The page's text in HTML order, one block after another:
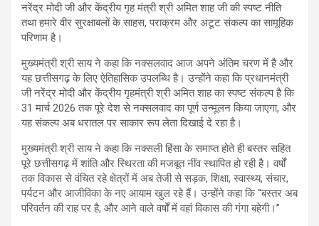
नरेंद्र मोदी जी और केंद्रीय गृह मंत्री श्री अमित शाह जी की स्पष्ट नीति
तथा हमारे वीर सुरक्षाबलों के साहस, पराक्रम और अटूट संकल्प का सामूहिक
परिणाम है।
मुख्यमंत्री श्री साय ने कहा कि नक्सलवाद आज अपने अंतिम चरण में है और
यह छत्तीसगढ़ के लिए ऐतिहासिक उपलब्धि है। उन्होंने कहा कि प्रधानमंत्री
जी नरेंद्र मोदी और केंद्रीय गृहमंत्री श्री अमित शाह का स्पष्ट संकल्प है कि
31 मार्च 2026 तक पूरे देश से नक्सलवाद का पूर्ण उन्मूलन किया जाएगा, और
यह संकल्प अब धरातल पर साकार रूप लेता दिखाई दे रहा है।
मुख्यमंत्री श्री साय ने कहा कि नक्सली हिंसा के समाप्त होते ही बस्तर सहित
पूरे छत्तीसगढ़ में शांति और स्थिरता की मजबूत नींव स्थापित हो रही है। वर्षों
तक विकास से वंचित रहे क्षेत्रों में अब तेजी से सड़क, शिक्षा, स्वास्थ्य, संचार,
पर्यटन और आजीविका के नए आयाम खुल रहे हैं। उन्होंने कहा कि “बस्तर अब
परिवर्तन की राह पर है, और आने वाले वर्षों में वहां विकास की गंगा बहेगी।”